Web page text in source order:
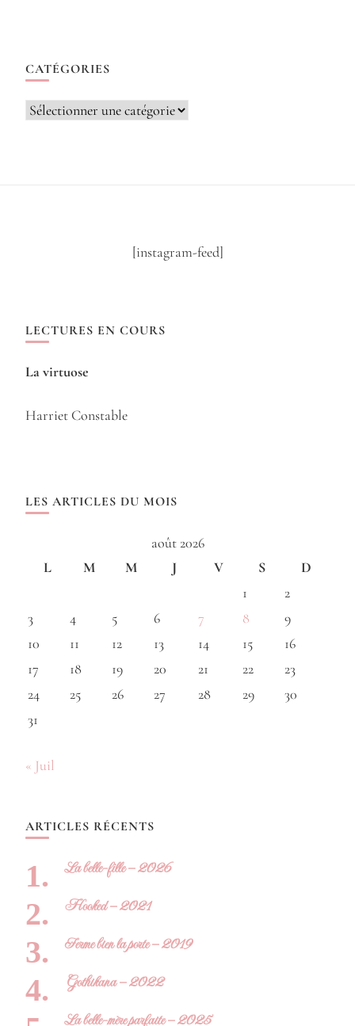
CATÉGORIES
Catégories
[instagram-feed]
LECTURES EN COURS
La virtuose
Harriet Constable
LES ARTICLES DU MOIS
août 2026
L
M M J V S
D
1
2
3
4 5 6 7 8
9
10
11 12 13 14 15
16
17
18 19 20 21 22
23
24
25 26 27 28 29
30
31
« Juil
ARTICLES RÉCENTS
La belle-fille – 2026
Hooked – 2021
Ferme bien la porte – 2019
Gothikana – 2022
La belle-mère parfaite – 2025